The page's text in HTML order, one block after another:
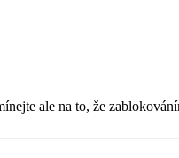
ale na to, že